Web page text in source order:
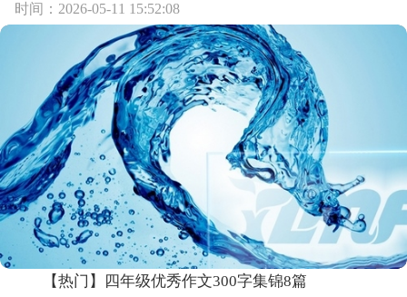
时间：2026-05-11 15:52:08
【热门】四年级优秀作文300字集锦8篇